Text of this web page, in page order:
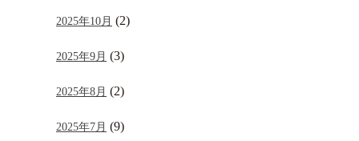
2025年10月 (2)
2025年9月 (3)
2025年8月 (2)
2025年7月 (9)